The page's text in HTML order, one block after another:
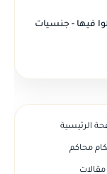
فيها - جنسيات
الرئيسية
محاكم
مقالات